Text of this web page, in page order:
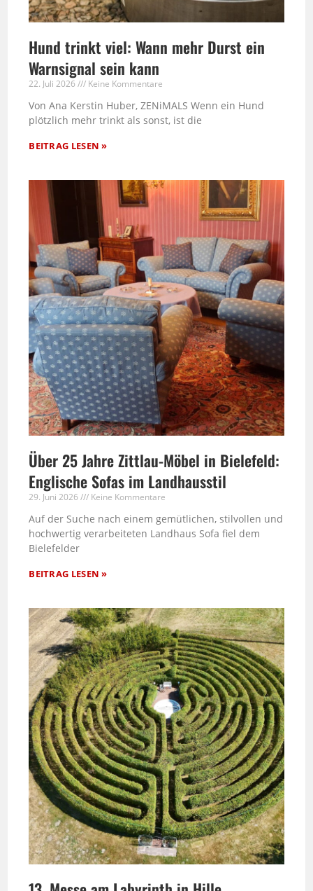
Hund trinkt viel: Wann mehr Durst ein
Warnsignal sein kann
22. Juli 2026 Keine Kommentare
Von Ana Kerstin Huber, ZENiMALS Wenn ein Hund
plötzlich mehr trinkt als sonst, ist die
BEITRAG LESEN »
Über 25 Jahre Zittlau-Möbel in Bielefeld:
Englische Sofas im Landhausstil
29. Juni 2026 Keine Kommentare
Auf der Suche nach einem gemütlichen, stilvollen und
hochwertig verarbeiteten Landhaus Sofa fiel dem
Bielefelder
BEITRAG LESEN »